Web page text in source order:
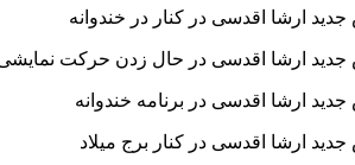
ارشا اقدسی در کنار در خندوانه
ارشا اقدسی در حال زدن حرکت
ارشا اقدسی در برنامه خندوانه
ارشا اقدسی در کنار برج میلاد